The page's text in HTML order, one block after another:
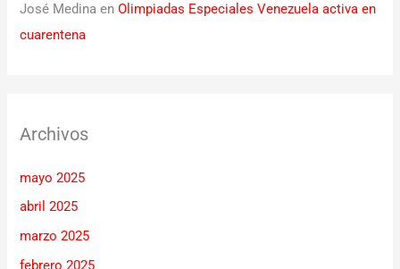
José Medina enOlimpiadas Especiales Venezuela activa en
cuarentena
Archivos
mayo 2025
abril 2025
marzo 2025
febrero 2025